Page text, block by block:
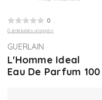
0
0 értékelés alapján
GUERLAIN
L'Homme Ideal
Eau De Parfum